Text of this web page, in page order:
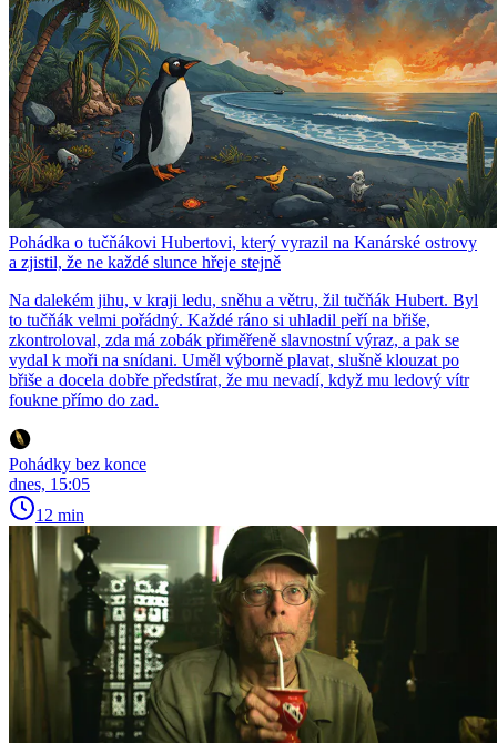
Pohádka o tučňákovi Hubertovi, který vyrazil na Kanárské ostrovy
a zjistil, že ne každé slunce hřeje stejně
Na dalekém jihu, v kraji ledu, sněhu a větru, žil tučňák Hubert. Byl
to tučňák velmi pořádný. Každé ráno si uhladil peří na břiše,
zkontroloval, zda má zobák přiměřeně slavnostní výraz, a pak se
vydal k moři na snídani. Uměl výborně plavat, slušně klouzat po
břiše a docela dobře předstírat, že mu nevadí, když mu ledový vítr
foukne přímo do zad.
Pohádky bez konce
dnes, 15:05
12 min